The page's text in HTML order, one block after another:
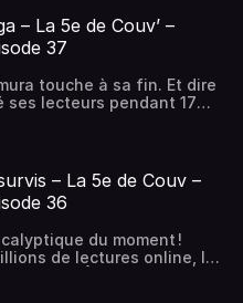
de Couv' - Le podcast de
– La 5e de Couv’ –
37
touche à sa fin. Et dire
ses lecteurs pendant 17
compte parmi nos œuvres
de Vinland Saga – La 5e
podcast de débat autour
– La 5e de Couv –
36
du moment !
de lectures online, la
Yûsuke Ôtori, publiée aux
en librairie. Entre...